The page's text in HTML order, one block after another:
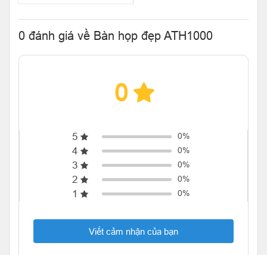
0 đánh giá về Bàn họp đẹp ATH1000
0
5 0%
4 0%
3 0%
2 0%
1 0%
Viết cảm nhận của bạn